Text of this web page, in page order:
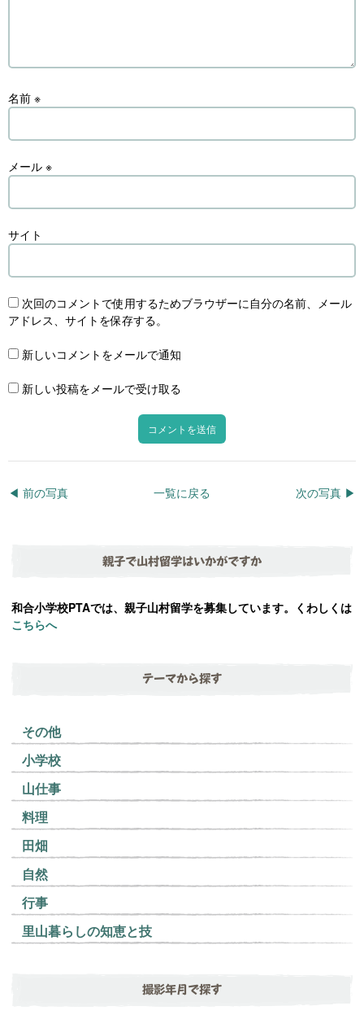
名前 ※
メール ※
サイト
次回のコメントで使用するためブラウザーに自分の名前、メール
アドレス、サイトを保存する。
新しいコメントをメールで通知
新しい投稿をメールで受け取る
◀︎ 前の写真 次の写真 ▶︎
一覧に戻る
親子で山村留学はいかがですか
和合小学校PTAでは、親子山村留学を募集しています。くわしくは
こちらへ
テーマから探す
その他
小学校
山仕事
料理
田畑
自然
行事
里山暮らしの知恵と技
撮影年月で探す